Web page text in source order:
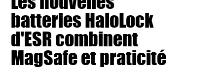
batteries HaloLock
d'ESR combinent
MagSafe et praticité